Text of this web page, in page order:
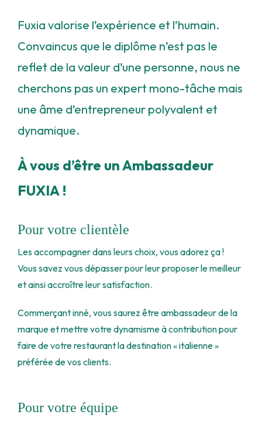
Fuxia valorise l’expérience et l’humain.
Convaincus que le diplôme n’est pas le
reflet de la valeur d’une personne, nous ne
cherchons pas un expert mono-tâche mais
une âme d’entrepreneur polyvalent et
dynamique.
À vous d’être un Ambassadeur
FUXIA !
Pour votre clientèle
Les accompagner dans leurs choix, vous adorez ça !
Vous savez vous dépasser pour leur proposer le meilleur
et ainsi accroître leur satisfaction.
Commerçant inné, vous saurez être ambassadeur de la
marque et mettre votre dynamisme à contribution pour
faire de votre restaurant la destination « italienne »
préférée de vos clients.
Pour votre équipe